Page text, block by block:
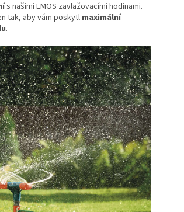
s našimi EMOS zavlažovacími hodinami.
tak, aby vám poskytlmaximální
.